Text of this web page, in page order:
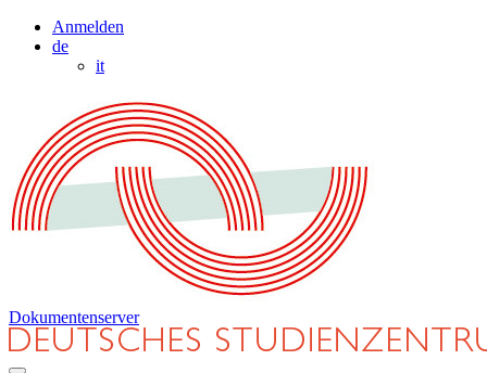
Anmelden
de
it
Dokumentenserver